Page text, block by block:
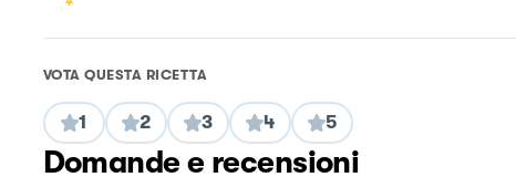
VOTA QUESTA RICETTA
1 2 3 4 5
Domande e recensioni